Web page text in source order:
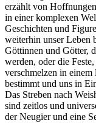
erzählt von‍
in einer komplexen
Geschichten und
weiterhin unser Leben
Göttinnen und Götter,
werden, oder ‍die
verschmelzen ⁤in einem
bestimmt ⁢und uns in⁣
Das Streben nach
sind zeitlos und
der Neugier und eine